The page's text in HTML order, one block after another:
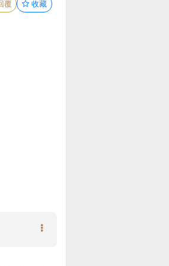
覆 收藏